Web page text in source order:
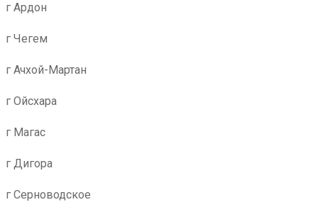
г Ардон
г Чегем
г Ачхой-Мартан
г Ойсхара
г Магас
г Дигора
г Серноводское